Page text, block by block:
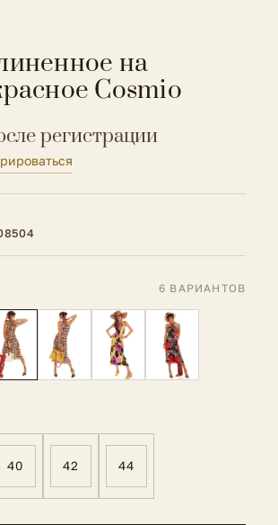
на
Cosmio
регистрации
6 ВАРИАНТОВ
40 42 44